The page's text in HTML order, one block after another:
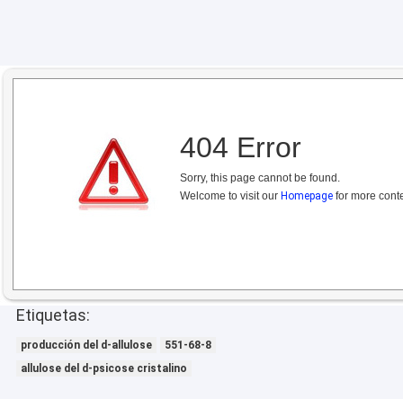
404 Error
Sorry, this page cannot be found.
Welcome to visit our Homepage for more
Etiquetas:
producción del d-allulose
551-68-8
allulose del d-psicose cristalino